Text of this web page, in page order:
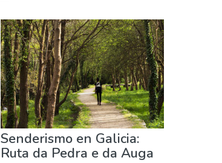
Senderismo en Galicia:
Ruta da Pedra e da Auga